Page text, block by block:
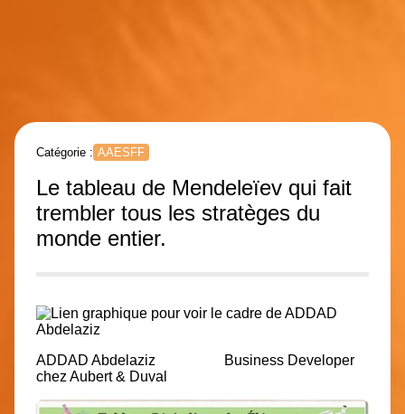
Catégorie : AAESFF
Le tableau de Mendeleïev qui fait
trembler tous les stratèges du
monde entier.
ADDAD Abdelaziz
Business Developer
chez Aubert & Duval